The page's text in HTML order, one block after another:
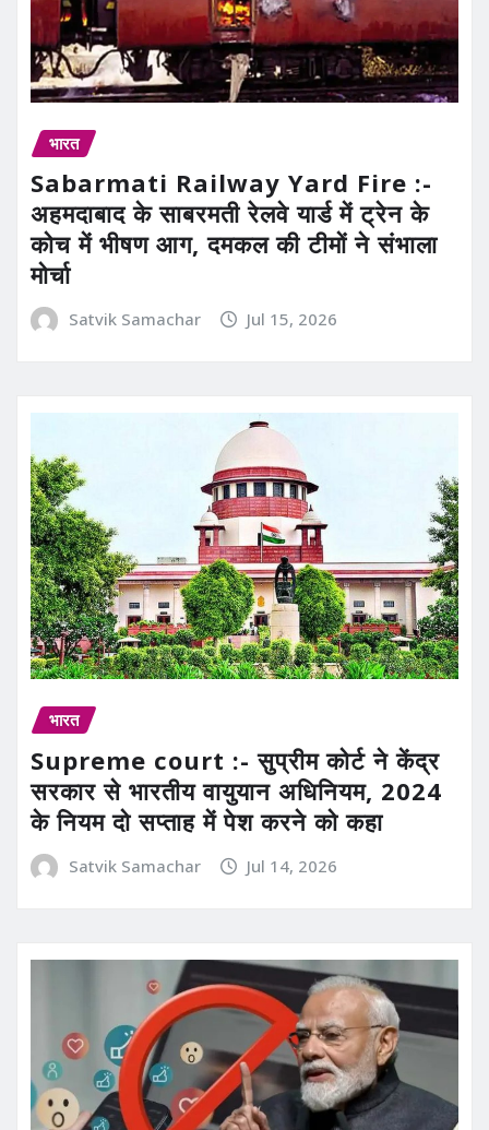
भारत
Sabarmati Railway Yard Fire :-
अहमदाबाद के साबरमती रेलवे यार्ड में ट्रेन के
कोच में भीषण आग, दमकल की टीमों ने संभाला
मोर्चा
Satvik Samachar Jul 15, 2026
भारत
Supreme court :- सुप्रीम कोर्ट ने केंद्र
सरकार से भारतीय वायुयान अधिनियम, 2024
के नियम दो सप्ताह में पेश करने को कहा
Satvik Samachar Jul 14, 2026